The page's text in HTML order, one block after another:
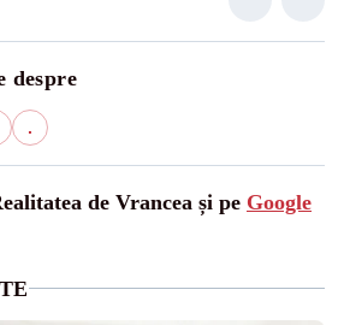
despre
.
de Vrancea și pe Google